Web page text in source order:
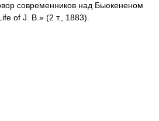
современников над Бьюкененом
of J. В.» (2 т., 1883).